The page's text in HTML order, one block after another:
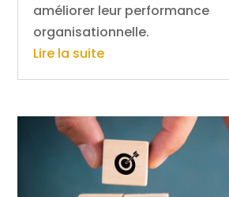
améliorer leur performance
organisationnelle.
Lire la suite